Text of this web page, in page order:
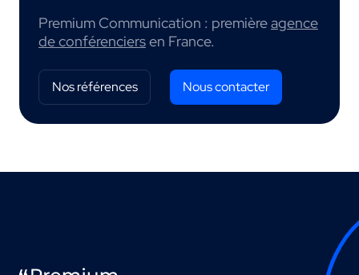
Premium Communication : premièreagence
de conférenciersen France.
Nos références Nous contacter